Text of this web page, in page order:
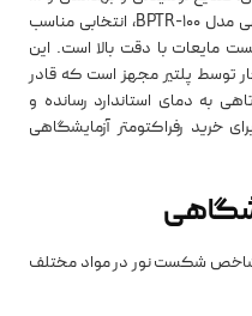
مناسب می‌باشند. رفراکتومتر آزمایشگاهی مدل BPTR-100، انتخابی مناسب
با دقت بالا است. این
توسط پلتیر مجهز است که قادر
به دمای استاندارد رسانده و
خرید رفراکتومتر آزمایشگاهی
شاخص شکست نور در مواد مختلف